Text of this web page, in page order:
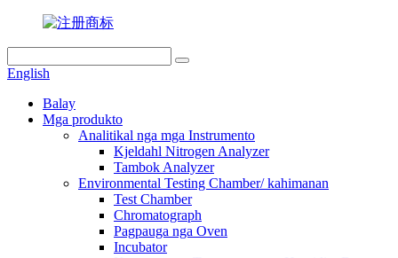
English
Balay
Mga produkto
Analitikal nga mga Instrumento
Kjeldahl Nitrogen Analyzer
Tambok Analyzer
Environmental Testing Chamber/ kahimanan
Test Chamber
Chromatograph
Pagpauga nga Oven
Incubator